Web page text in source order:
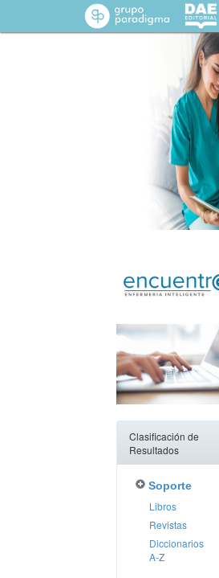
Clasificación de
Resultados
Soporte
Libros
Revistas
Diccionarios
A-Z